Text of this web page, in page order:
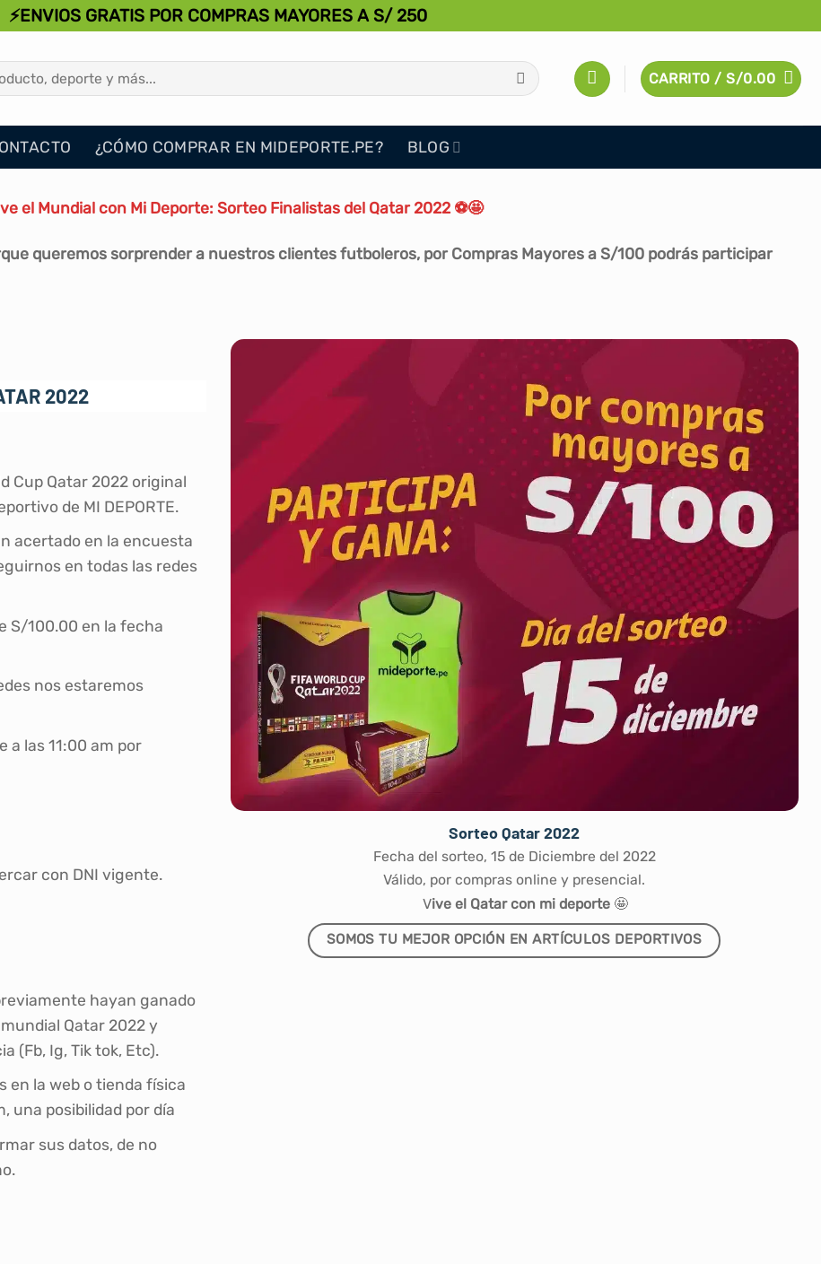
⚡ENVIOS GRATIS POR COMPRAS MAYORES A S/ 250
CARRITO /S/0.00
¿CÓMO COMPRAR EN MIDEPORTE.PE? BLOG
el Mundial con Mi Deporte: Sorteo Finalistas del Qatar 2022 ⚽🤩
queremos sorprender a nuestros clientes futboleros, por Compras Mayores a S/100 podrás participar
2022
Cup Qatar 2022 original
de MI DEPORTE.
acertado en la encuesta
en todas las redes
S/100.00 en la fecha
nos estaremos
a las 11:00 am por
con DNI vigente.
hayan ganado
Qatar 2022 y
(Fb, Ig, Tik tok, Etc).
en la web o tienda física
una posibilidad por día
sus datos, de no
Sorteo Qatar 2022
Fecha del sorteo, 15 de Diciembre del 2022
Válido, por compras online y presencial.
Vive el Qatar con mi deporte 🤩
SOMOS TU MEJOR OPCIÓN EN ARTÍCULOS DEPORTIVOS